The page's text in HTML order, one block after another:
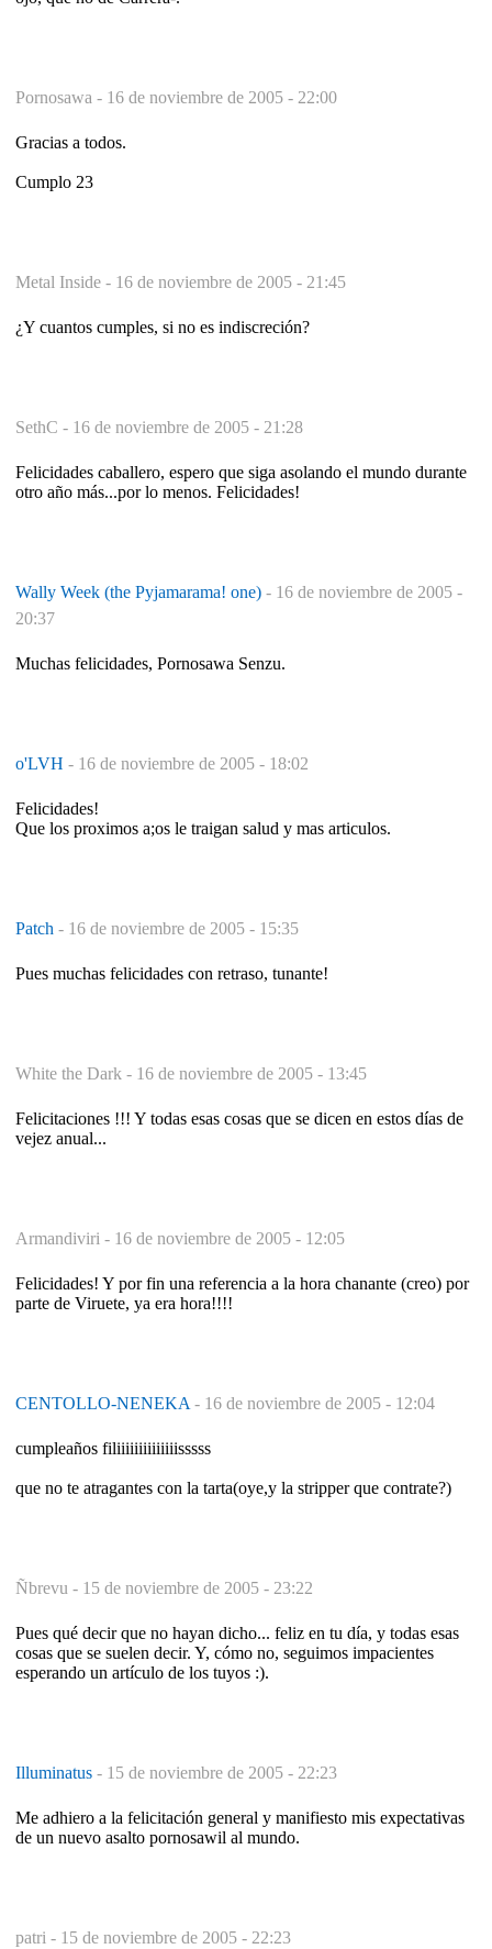
Pornosawa - 16 de noviembre de 2005 - 22:00
Gracias a todos.
Cumplo 23
Metal Inside - 16 de noviembre de 2005 - 21:45
¿Y cuantos cumples, si no es indiscreción?
SethC - 16 de noviembre de 2005 - 21:28
Felicidades caballero, espero que siga asolando el mundo durante
otro año más...por lo menos. Felicidades!
Wally Week (the Pyjamarama! one) - 16 de noviembre de 2005 -
20:37
Muchas felicidades, Pornosawa Senzu.
o'LVH - 16 de noviembre de 2005 - 18:02
Felicidades!
Que los proximos a;os le traigan salud y mas articulos.
Patch - 16 de noviembre de 2005 - 15:35
Pues muchas felicidades con retraso, tunante!
White the Dark - 16 de noviembre de 2005 - 13:45
Felicitaciones !!! Y todas esas cosas que se dicen en estos días de
vejez anual...
Armandiviri - 16 de noviembre de 2005 - 12:05
Felicidades! Y por fin una referencia a la hora chanante (creo) por
parte de Viruete, ya era hora!!!!
CENTOLLO-NENEKA - 16 de noviembre de 2005 - 12:04
cumpleaños filiiiiiiiiiiiiiisssss
que no te atragantes con la tarta(oye,y la stripper que contrate?)
Ñbrevu - 15 de noviembre de 2005 - 23:22
Pues qué decir que no hayan dicho... feliz en tu día, y todas esas
cosas que se suelen decir. Y, cómo no, seguimos impacientes
esperando un artículo de los tuyos :).
Illuminatus - 15 de noviembre de 2005 - 22:23
Me adhiero a la felicitación general y manifiesto mis expectativas
de un nuevo asalto pornosawil al mundo.
patri - 15 de noviembre de 2005 - 22:23